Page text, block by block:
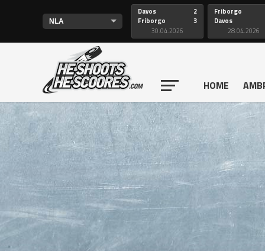
Davos
Friborgo
2
3
30.04.2026
Friborgo
Davos
28.04.2026
HOME